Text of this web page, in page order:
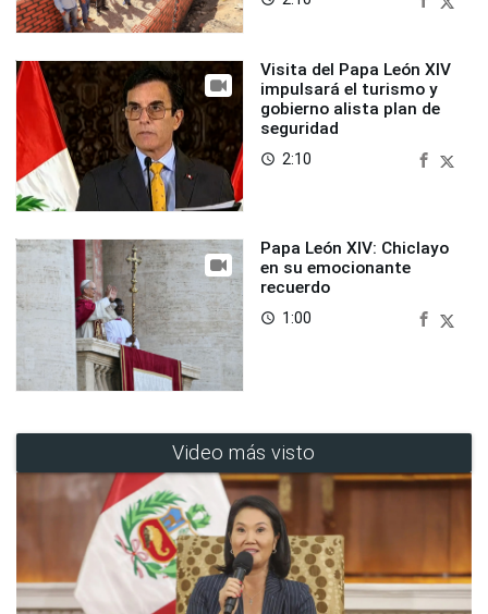
Visita del Papa León XIV
impulsará el turismo y
gobierno alista plan de
seguridad
access_time 2:10
Papa León XIV: Chiclayo
en su emocionante
recuerdo
access_time 1:00
Video más visto